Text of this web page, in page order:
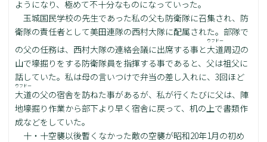
ようになり、極めて不十分なものになっていった。
玉城国民学校の先生であった私の父も防衛隊に召集され、防
衛隊の責任者として美田連隊の西村大隊に配属された。部隊で
の父の任務は、西村大隊の連絡会議に出席する事と 大道
ウフドー
周辺の
山で壕掘りをする防衛隊員を指揮する事であると、父は祖父に
話していた。私は母の言いつけで弁当の差し入れに、3回ほど
大道
ウフドー
の父の宿舎を訪ねた事があるが、私が行くたびに父は、陣
地壕掘り作業から部下より早く宿舎に戻って、机の上で書類作
成などをしていた。
十・十空襲以後暫くなかった敵の空襲が昭和20年1月の初め